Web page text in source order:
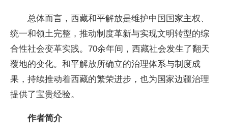
总体而言，西藏和平解放是维护中国国家主权、
统一和领土完整，推动制度革新与实现文明转型的综
合性社会变革实践。70余年间，西藏社会发生了翻天
覆地的变化。和平解放所确立的治理体系与制度成
果，持续推动着西藏的繁荣进步，也为国家边疆治理
提供了宝贵经验。
作者简介